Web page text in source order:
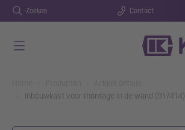
Zoeken Contact
Inbouwkast voor montage in de wand (917414)